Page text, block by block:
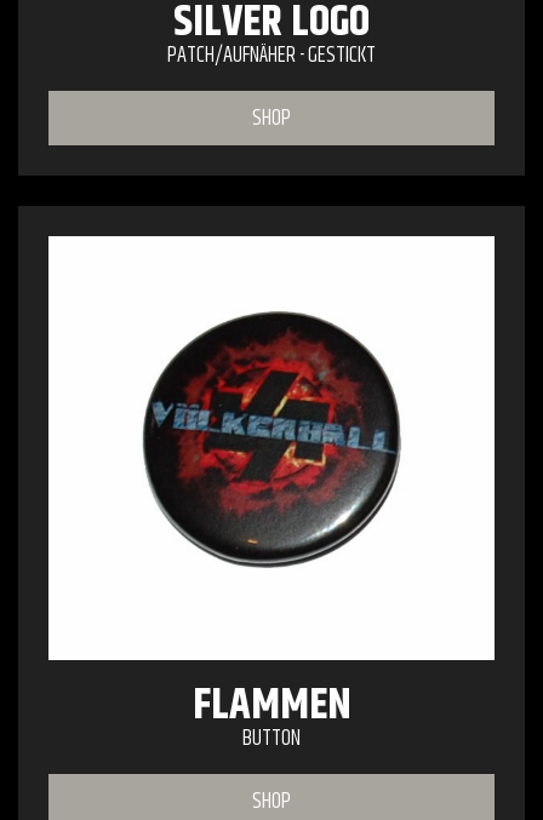
SILVER LOGO
PATCH/AUFNÄHER - GESTICKT
SHOP
FLAMMEN
BUTTON
SHOP